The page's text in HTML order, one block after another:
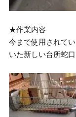
★作業内容
今まで使用されて
いた新しい台所蛇